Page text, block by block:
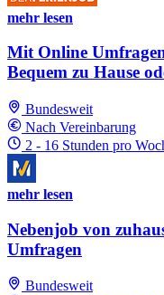
mehr lesen
Mit Online
Bequem zu Hause
Bundesweit
Nach Vereinbarung
2 - 16 Stunden pro
mehr lesen
Nebenjob von
Umfragen
Bundesweit